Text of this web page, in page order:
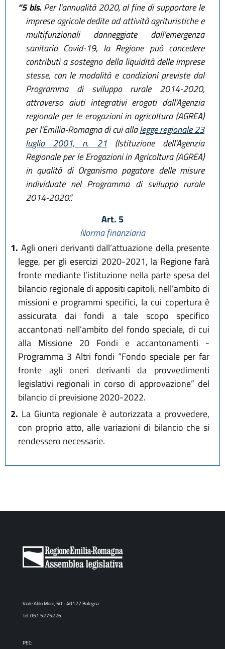
“5 bis.Per l’annualità 2020, al fine di supportare le
imprese agricole dedite ad attività agrituristiche e
multifunzionali danneggiate dall’emergenza
sanitaria Covid-19, la Regione può concedere
contributi a sostegno della liquidità delle imprese
stesse, con le modalità e condizioni previste dal
Programma di sviluppo rurale 2014-2020,
attraverso aiuti integrativi erogati dall'Agenzia
regionale per le erogazioni in agricoltura (AGREA)
per l'Emilia-Romagna di cui allalegge regionale 23
luglio 2001, n. 21(Istituzione dell'Agenzia
Regionale per le Erogazioni in Agricoltura (AGREA)
in qualità di Organismo pagatore delle misure
individuate nel Programma di sviluppo rurale
2014-2020.”.
Art. 5
Norma finanziaria
1. Agli oneri derivanti dall’attuazione della presente
legge, per gli esercizi 2020-2021, la Regione farà
fronte mediante l’istituzione nella parte spesa del
bilancio regionale di appositi capitoli, nell’ambito di
missioni e programmi specifici, la cui copertura è
assicurata dai fondi a tale scopo specifico
accantonati nell’ambito del fondo speciale, di cui
alla Missione 20 Fondi e accantonamenti -
Programma 3 Altri fondi “Fondo speciale per far
fronte agli oneri derivanti da provvedimenti
legislativi regionali in corso di approvazione” del
bilancio di previsione 2020-2022.
2. La Giunta regionale è autorizzata a provvedere,
con proprio atto, alle variazioni di bilancio che si
rendessero necessarie.
Viale Aldo Moro, 50 - 40127 Bologna
Tel. 051 5275226
PEC: